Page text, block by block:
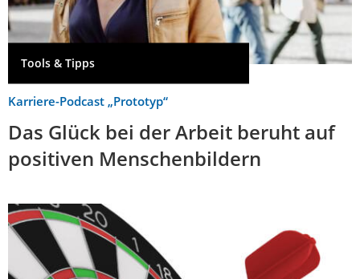
Tools & Tipps
Karriere-Podcast „Prototyp“
Das Glück bei der Arbeit beruht auf
positiven Menschenbildern